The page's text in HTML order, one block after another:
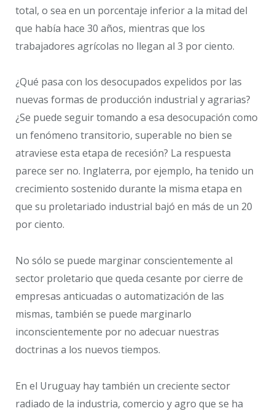
total, o sea en un porcentaje inferior a la mitad del
que había hace 30 años, mientras que los
trabajadores agrícolas no llegan al 3 por ciento.
¿Qué pasa con los desocupados expelidos por las
nuevas formas de producción industrial y agrarias?
¿Se puede seguir tomando a esa desocupación como
un fenómeno transitorio, superable no bien se
atraviese esta etapa de recesión? La respuesta
parece ser no. Inglaterra, por ejemplo, ha tenido un
crecimiento sostenido durante la misma etapa en
que su proletariado industrial bajó en más de un 20
por ciento.
No sólo se puede marginar conscientemente al
sector proletario que queda cesante por cierre de
empresas anticuadas o automatización de las
mismas, también se puede marginarlo
inconscientemente por no adecuar nuestras
doctrinas a los nuevos tiempos.
En el Uruguay hay también un creciente sector
radiado de la industria, comercio y agro que se ha